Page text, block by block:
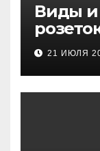
Виды и
21 ИЮЛЯ